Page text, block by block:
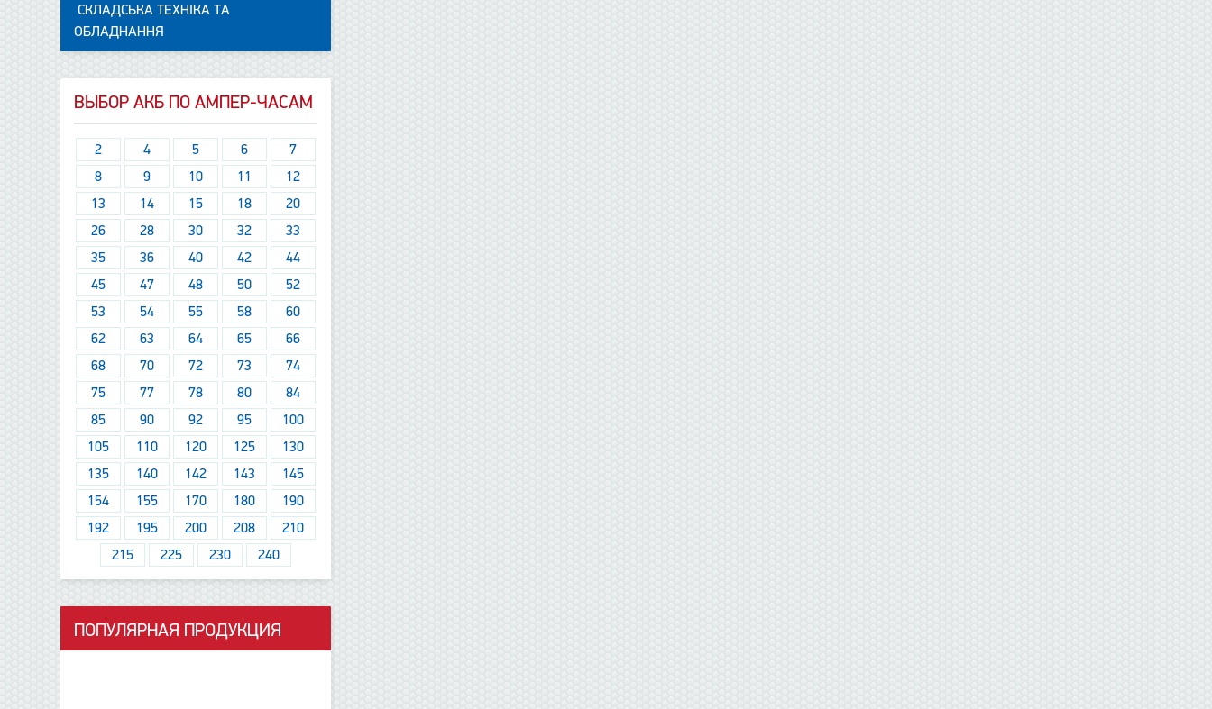
СКЛАДСЬКА ТЕХНІКА ТА
ОБЛАДНАННЯ
ВЫБОР АКБ ПО АМПЕР-ЧАСАМ
2 4 5 6
7
8
9 10 11
12
13
14 15 18
20
26
28 30 32
33
35
36 40 42
44
45
47 48 50
52
53
54 55 58
60
62
63 64 65
66
68
70 72 73
74
75
77 78 80
84
85
90 92 95
100
105
110 120 125
130
135
140 142 143
145
154
155 170 180
190
192
195 200 208
210
215
225 230 240
ПОПУЛЯРНАЯ ПРОДУКЦИЯ
данные отсутствуют